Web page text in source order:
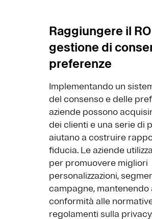
Raggiungere il
gestione di
preferenze
Implementando un
del consenso e delle
aziende possono
dei clienti e una serie di
aiutano a costruire
fiducia. Le aziende
per promuovere migliori
personalizzazioni,
campagne, mantenendo
conformità alle
regolamenti sulla